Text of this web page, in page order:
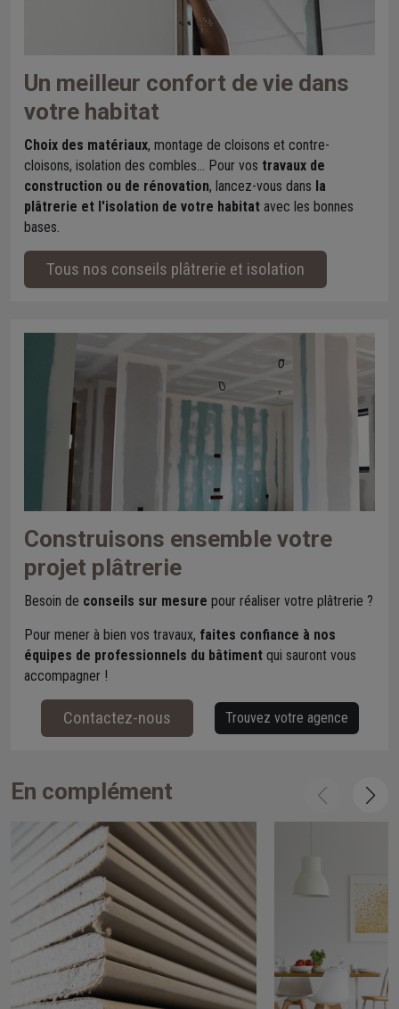
Un meilleur confort de vie dans
votre habitat
Choix des matériaux, montage de cloisons et contre-
cloisons, isolation des combles... Pour vos travaux de
construction ou de rénovation, lancez-vous dans la
plâtrerie et l'isolation de votre habitat avec les bonnes
bases.
Tous nos conseils plâtrerie et isolation
Construisons ensemble votre
projet plâtrerie
Besoin de conseils sur mesure pour réaliser votre plâtrerie ?
Pour mener à bien vos travaux, faites confiance à nos
équipes de professionnels du bâtiment qui sauront vous
accompagner !
Contactez-nous Trouvez votre agence
En complément